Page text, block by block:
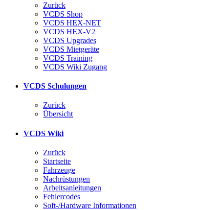
Zurück
VCDS Shop
VCDS HEX-NET
VCDS HEX-V2
VCDS Upgrades
VCDS Mietgeräte
VCDS Training
VCDS Wiki Zugang
VCDS Schulungen
Zurück
Übersicht
VCDS Wiki
Zurück
Startseite
Fahrzeuge
Nachrüstungen
Arbeitsanleitungen
Fehlercodes
Soft-/Hardware Informationen